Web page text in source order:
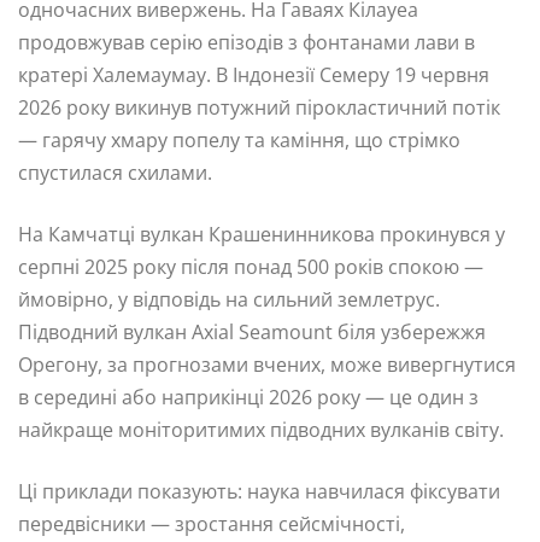
одночасних вивержень. На Гаваях Кілауеа
продовжував серію епізодів з фонтанами лави в
кратері Халемаумау. В Індонезії Семеру 19 червня
2026 року викинув потужний пірокластичний потік
— гарячу хмару попелу та каміння, що стрімко
спустилася схилами.
На Камчатці вулкан Крашенинникова прокинувся у
серпні 2025 року після понад 500 років спокою —
ймовірно, у відповідь на сильний землетрус.
Підводний вулкан Axial Seamount біля узбережжя
Орегону, за прогнозами вчених, може вивергнутися
в середині або наприкінці 2026 року — це один з
найкраще моніторитимих підводних вулканів світу.
Ці приклади показують: наука навчилася фіксувати
передвісники — зростання сейсмічності,